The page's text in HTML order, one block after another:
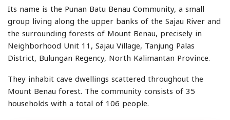
Its name is the Punan Batu Benau Community, a small
group living along the upper banks of the Sajau River and
the surrounding forests of Mount Benau, precisely in
Neighborhood Unit 11, Sajau Village, Tanjung Palas
District, Bulungan Regency, North Kalimantan Province.
They inhabit cave dwellings scattered throughout the
Mount Benau forest. The community consists of 35
households with a total of 106 people.